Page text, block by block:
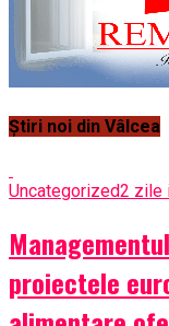
Știri noi din Vâlcea
Uncategorized2 zile
proiectele